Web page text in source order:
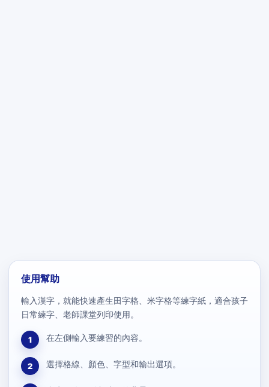
使用幫助
輸入漢字，就能快速產生田字格、米字格等練字紙，適合孩子
日常練字、老師課堂列印使用。
1 在左側輸入要練習的內容。
2 選擇格線、顏色、字型和輸出選項。